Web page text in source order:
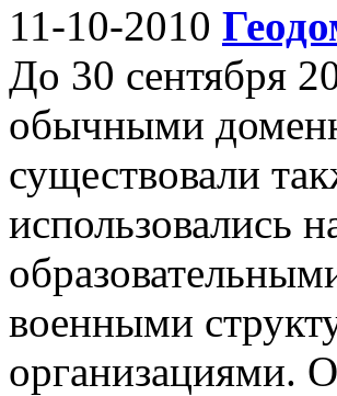
11-10-2010
До 30 сентября
обычными
существовали
использовались
военными
организациями.